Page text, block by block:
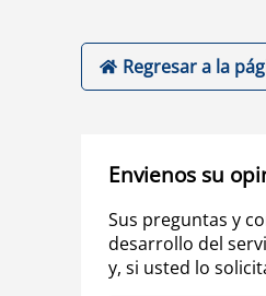
Regresar a la
Envienos su
Sus preguntas y
desarrollo del
y, si usted lo